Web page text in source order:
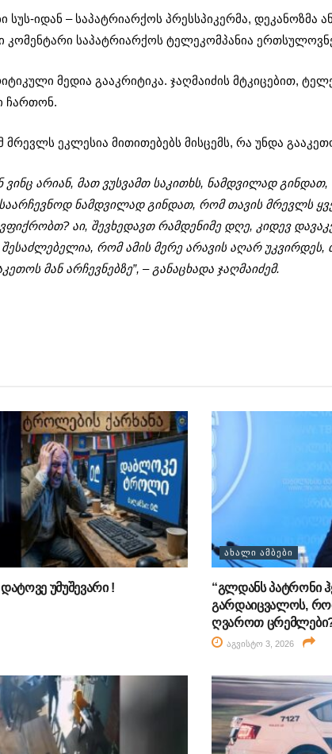
იდან – საპატრიარქოს პრესსპიკერმა, დეკანოზმა
კომენტარი საპატრიარქოს ტელეკომპანია
მედია გააკრიტიკა. ჯაღმაიძის მტკიცებით,
ჩართონ.
მრევლს ეკლესია მითითებებს მისცემს, რა უნდა
ვინც არიან, მათ ვუსვამთ საკითხს, ნამდვილად
ნამდვილად გინდათ, რომ თავის მრევლს
ვფიქრობთ? აი, შევხედავთ რამდენიმე დღე, კიდევ
რომ ამის მერე არავის აღარ
მან არჩევნებზე”, – განაცხადა ჯაღმაიძემ.
უმუშევარი !
ᲐᲮᲐᲚᲘ ᲐᲛᲑᲔᲑᲘ
“გლდანს პატრონი
გარდაიცვალოს,
ღვაროთ
აგვისტო 3, 2026